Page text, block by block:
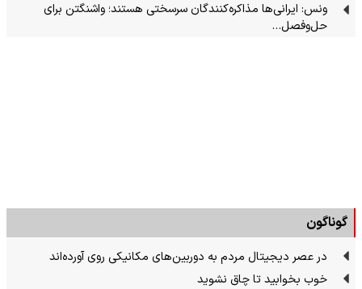
ونس: ایرانی‌ها مذاکره‌کنندگان سرسختی هستند؛ واشنگتن برای
حل‌وفصل…
گوناگون
در عصر دیجیتال مردم به دوربین‌های مکانیکی روی آورده‌اند
خوب بخوابید تا چاق نشوید